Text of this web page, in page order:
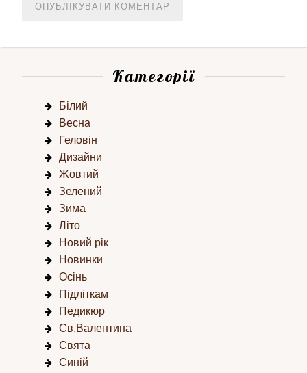
Категорії
Білий
Весна
Геловін
Дизайни
Жовтий
Зелений
Зима
Літо
Новий рік
Новинки
Осінь
Підліткам
Педикюр
Св.Валентина
Свята
Синій